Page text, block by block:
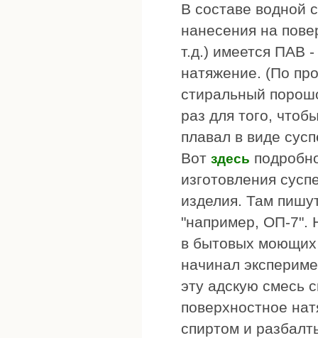
В составе водной
нанесения на
т.д.) имеется ПАВ
натяжение. (По
стиральный
раз для того,
плавал в виде
Вот здесь
изготовления
изделия. Там
"например, ОП-7".
в бытовых моющих
начинал
эту адскую смесь
поверхностное
спиртом и